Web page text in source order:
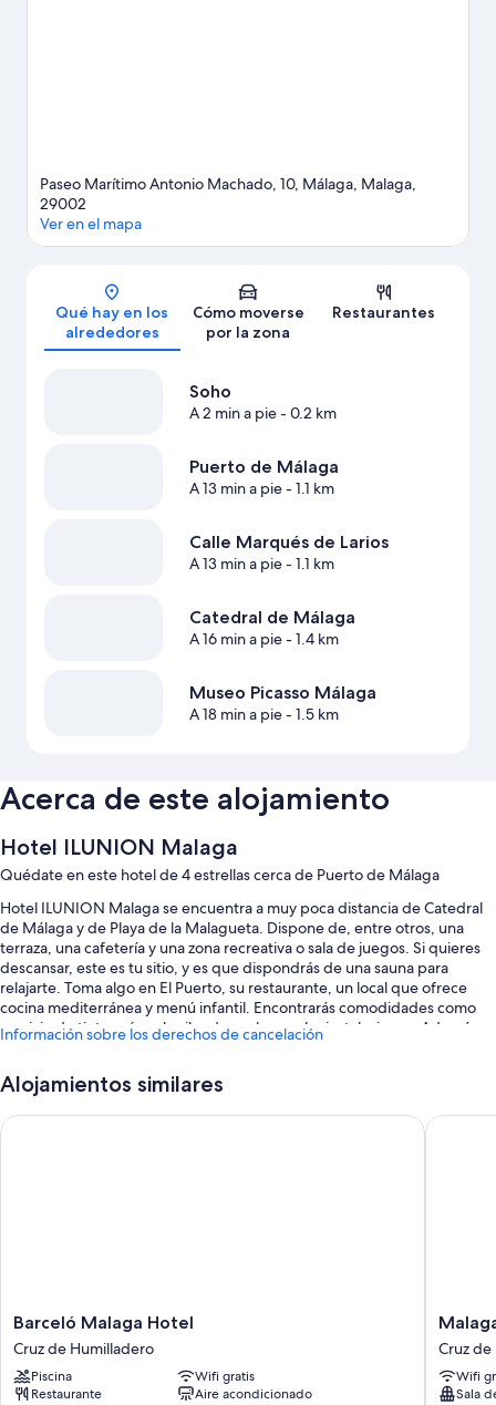
Paseo Marítimo Antonio Machado, 10, Málaga, Malaga,
29002
Ver en el mapa
Qué hay en los
alrededores
Cómo moverse
por la zona
Restaurantes
Soho
A 2 min a pie- 0.2 km
Puerto de Málaga
A 13 min a pie- 1.1 km
Calle Marqués de Larios
A 13 min a pie- 1.1 km
Catedral de Málaga
A 16 min a pie- 1.4 km
Museo Picasso Málaga
A 18 min a pie- 1.5 km
Acerca de este alojamiento
Hotel ILUNION Malaga
Quédate en este hotel de 4 estrellas cerca de Puerto de Málaga
Hotel ILUNION Malaga se encuentra a muy poca distancia de Catedral
de Málaga y de Playa de la Malagueta. Dispone de, entre otros, una
terraza, una cafetería y una zona recreativa o sala de juegos. Si quieres
descansar, este es tu sitio, y es que dispondrás de una sauna para
relajarte. Toma algo en El Puerto, su restaurante, un local que ofrece
cocina mediterránea y menú infantil. Encontrarás comodidades como
servicio de tintorería y alquiler de coches en las instalaciones. Además,
Estos son algunos otros servicios de este hotel:
Una piscina cubierta con tumbonas
Características de la habitación
Las 179 habitaciones cuentan con características entre las que se
Información sobre los derechos de cancelación
Alojamientos similares
Barceló
Malaga
Hotel
Cruz
de
Barceló Malaga Hotel
Cruz de Humilladero
Piscina
Wifi gratis
Restaurante
Aire acondicionado
Barceló Malaga Hotel
Malaga
Centro
by
Cruz
Wifi
Sala
Malaga